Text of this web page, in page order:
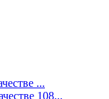
...
108...